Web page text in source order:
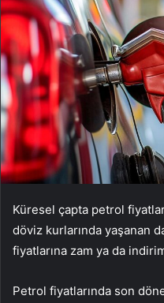
Küresel çapta petrol
döviz kurlarında yaşanan
fiyatlarına zam ya da
Petrol fiyatlarında son